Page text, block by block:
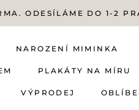
ODESÍLÁME DO 1-2
NAROZENÍ MIMINKA
NAROZENÍ MIMINKA
PLAKÁTY NA MÍRU
PLAKÁTY NA MÍRU
VÝPRODEJ
VÝPRODEJ